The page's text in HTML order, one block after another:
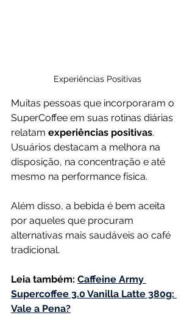
Experiências Positivas
Muitas pessoas que incorporaram o
SuperCoffee em suas rotinas diárias
relatam experiências positivas.
Usuários destacam a melhora na
disposição, na concentração e até
mesmo na performance física.
Além disso, a bebida é bem aceita
por aqueles que procuram
alternativas mais saudáveis ao café
tradicional.
Leia também: Caffeine Army
Supercoffee 3.0 Vanilla Latte 380g:
Vale a Pena?